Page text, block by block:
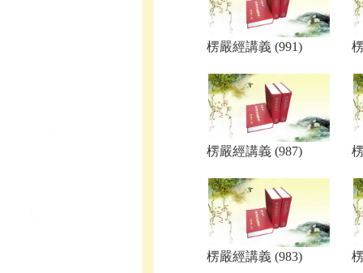
楞嚴經講義 (991)
楞嚴經講義 (987)
楞嚴經講義 (983)